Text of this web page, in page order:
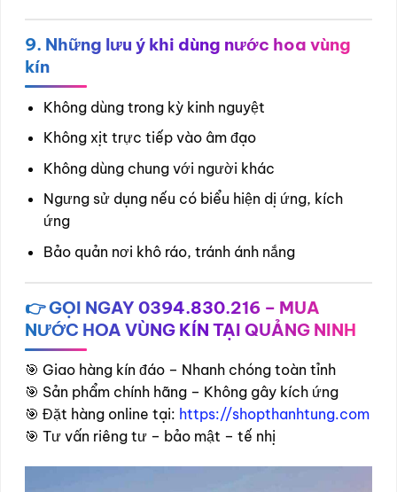
9. Những lưu ý khi dùng nước hoa vùng
kín
Không dùng trong kỳ kinh nguyệt
Không xịt trực tiếp vào âm đạo
Không dùng chung với người khác
Ngưng sử dụng nếu có biểu hiện dị ứng, kích
ứng
Bảo quản nơi khô ráo, tránh ánh nắng
👉 GỌI NGAY 0394.830.216 – MUA
NƯỚC HOA VÙNG KÍN TẠI QUẢNG NINH
🎯 Giao hàng kín đáo – Nhanh chóng toàn tỉnh
🎯 Sản phẩm chính hãng – Không gây kích ứng
🎯 Đặt hàng online tại: https://shopthanhtung.com
🎯 Tư vấn riêng tư – bảo mật – tế nhị